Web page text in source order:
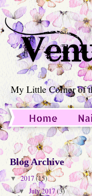
My Little Corner of
Home
Guest Post
Blog Archive
▼ 2017(15)
▼ July 2017(3)